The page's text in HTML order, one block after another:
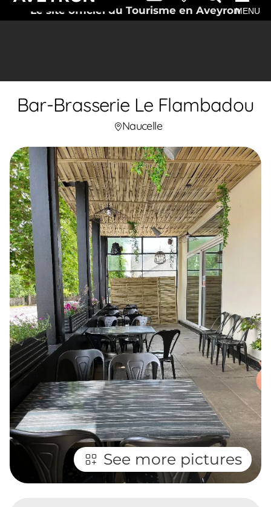
Le site officiel du Tourisme en AveyronMENU
Bar-Brasserie Le Flambadou
Naucelle
See more pictures